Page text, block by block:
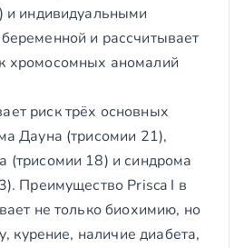
и индивидуальными
и рассчитывает
хромосомных аномалий
риск трёх основных
Дауна (трисомии 21),
(трисомии 18) и синдрома
Преимущество Prisca I в
не только биохимию, но
курение, наличие диабета,